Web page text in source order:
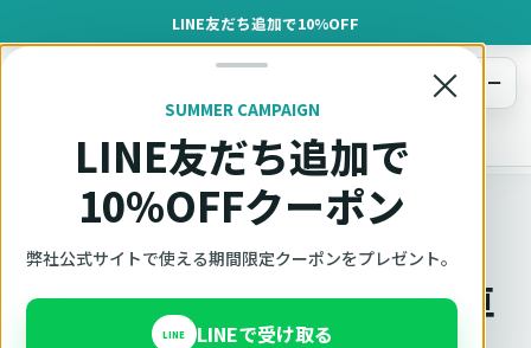
LINE友だち追加で10%OFF
×
SUMMER CAMPAIGN
LINE友だち追加で
10%OFFクーポン
弊社公式サイトで使える期間限定クーポンをプレゼント。
LINE LINEで受け取る
オットキャスト
メニュー
車種適合確認 NISSAN（日産）
メーカー別適合
オットキャスト NISSAN車